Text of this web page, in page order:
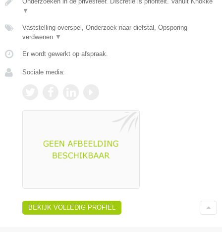
▼
Vaststelling overspel, Onderzoek naar diefstal, Opsporing
verdwenen ▼
Er wordt gewerkt op afspraak.
Sociale media:
BEKIJK VOLLEDIG PROFIEL